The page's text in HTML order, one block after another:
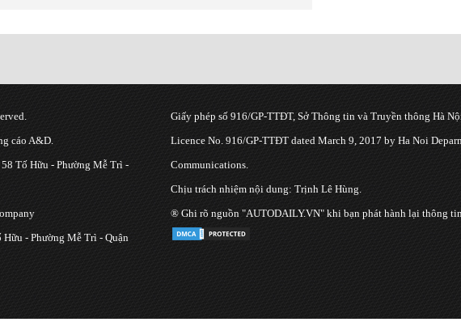
cáo A&D.
Tố Hữu - Phường Mễ Trì -
- Phường Mễ Trì - Quận
Giấy phép số 916/GP-TTĐT, Sở Thông tin và Truyền thông Hà
Licence No. 916/GP-TTĐT dated March 9, 2017 by Ha Noi
Communications.
Chịu trách nhiệm nội dung: Trịnh Lê Hùng.
® Ghi rõ nguồn "AUTODAILY.VN" khi bạn phát hành lại thông